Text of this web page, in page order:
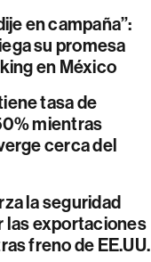
en campaña”:
su promesa
en México
tasa de
mientras
cerca del
la seguridad
las exportaciones
freno de EE.UU.